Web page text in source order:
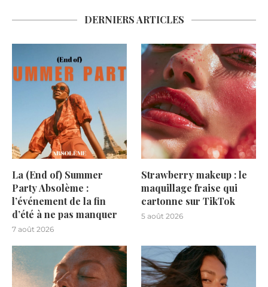
DERNIERS ARTICLES
La (End of) Summer
Party Absolème :
l’événement de la fin
d’été à ne pas manquer
7 août 2026
Strawberry makeup : le
maquillage fraise qui
cartonne sur TikTok
5 août 2026